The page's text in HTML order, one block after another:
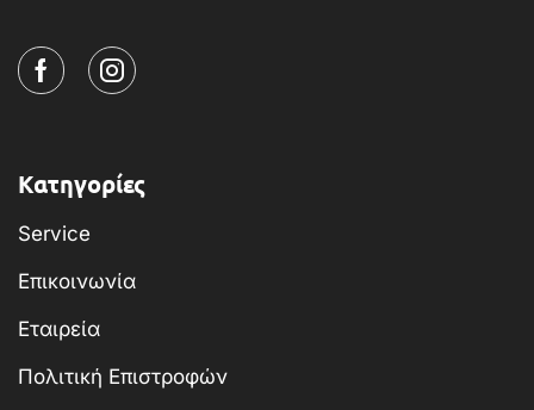
Κατηγορίες
Service
Επικοινωνία
Εταιρεία
Πολιτική Επιστροφών